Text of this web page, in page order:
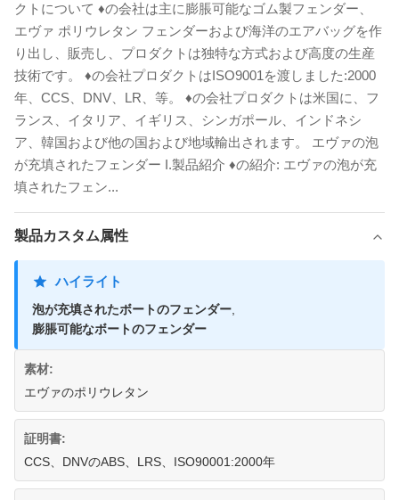
クトについて ♦の会社は主に膨脹可能なゴム製フェンダー、
エヴァ ポリウレタン フェンダーおよび海洋のエアバッグを作
り出し、販売し、プロダクトは独特な方式および高度の生産
技術です。 ♦の会社プロダクトはISO9001を渡しました:2000
年、CCS、DNV、LR、等。 ♦の会社プロダクトは米国に、フ
ランス、イタリア、イギリス、シンガポール、インドネシ
ア、韓国および他の国および地域輸出されます。 エヴァの泡
が充填されたフェンダー I.製品紹介 ♦の紹介: エヴァの泡が充
填されたフェン...
製品カスタム属性
ハイライト
泡が充填されたボートのフェンダー
膨脹可能なボートのフェンダー
素材:
エヴァのポリウレタン
証明書:
CCS、DNVのABS、LRS、ISO90001:2000年